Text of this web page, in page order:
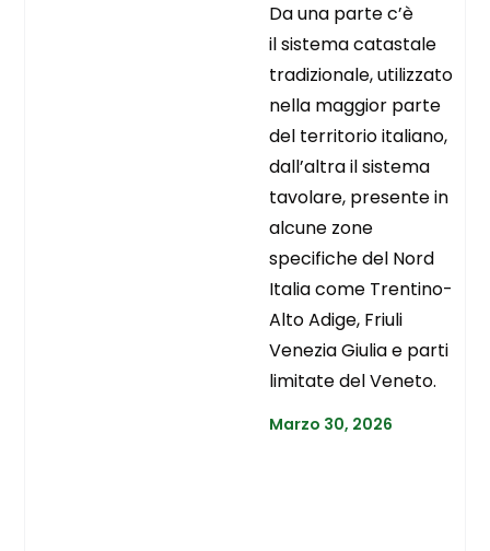
Da una parte c’è
il sistema catastale
tradizionale, utilizzato
nella maggior parte
del territorio italiano,
dall’altra il sistema
tavolare, presente in
alcune zone
specifiche del Nord
Italia come Trentino-
Alto Adige, Friuli
Venezia Giulia e parti
limitate del Veneto.
Marzo 30, 2026